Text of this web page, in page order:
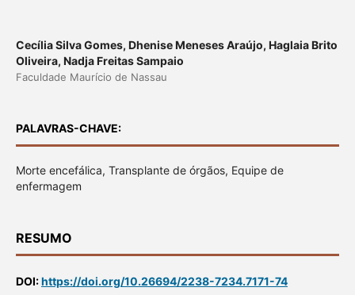
Cecília Silva Gomes, Dhenise Meneses Araújo, Haglaia Brito
Oliveira, Nadja Freitas Sampaio
Faculdade Maurício de Nassau
PALAVRAS-CHAVE:
Morte encefálica, Transplante de órgãos, Equipe de
enfermagem
RESUMO
DOI:https://doi.org/10.26694/2238-7234.7171-74